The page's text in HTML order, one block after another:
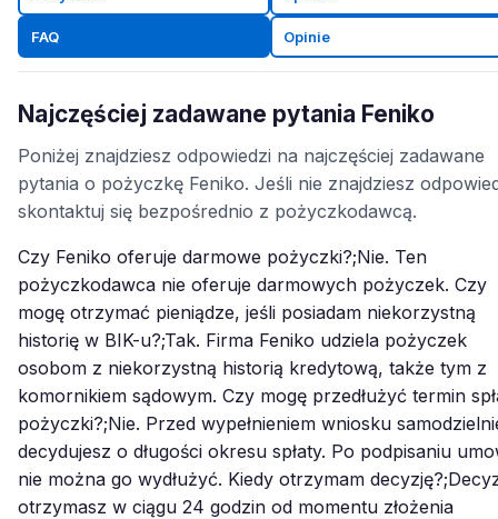
FAQ Opinie
Najczęściej zadawane pytania Feniko
Poniżej znajdziesz odpowiedzi na najczęściej zadawane
pytania o pożyczkę Feniko. Jeśli nie znajdziesz
skontaktuj się bezpośrednio z pożyczkodawcą.
Czy Feniko oferuje darmowe pożyczki?;Nie. Ten
pożyczkodawca nie oferuje darmowych pożyczek. Czy
mogę otrzymać pieniądze, jeśli posiadam niekorzystną
historię w BIK-u?;Tak. Firma Feniko udziela pożyczek
osobom z niekorzystną historią kredytową, także tym z
komornikiem sądowym. Czy mogę przedłużyć termin
pożyczki?;Nie. Przed wypełnieniem wniosku
decydujesz o długości okresu spłaty. Po podpisaniu
nie można go wydłużyć. Kiedy otrzymam
otrzymasz w ciągu 24 godzin od momentu złożenia